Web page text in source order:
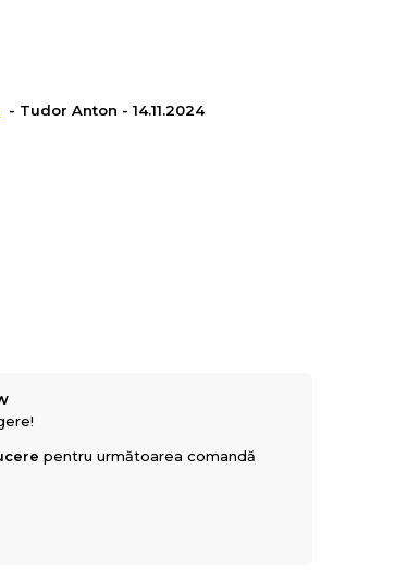
- Tudor Anton - 14.11.2024
pentru următoarea comandă